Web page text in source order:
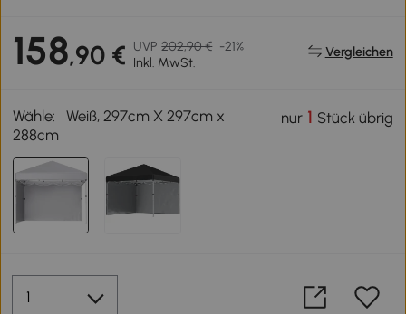
158,90 € UVP 202,90 € -21%
Inkl. MwSt.
Vergleichen
Wähle:
Weiß, 297cm X 297cm x
288cm
nur1 Stück übrig